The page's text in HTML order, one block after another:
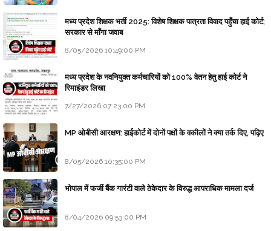
मध्य प्रदेश शिक्षक भर्ती 2025: विशेष शिक्षक पात्रता विवाद पहुँचा हाई कोर्ट;
सरकार से माँगा जवाब
8/05/2026 10:49:00 PM
मध्य प्रदेश के नवनियुक्त कर्मचारियों को 100% वेतन हेतु हाई कोर्ट ने
रिमाइंडर लिखा
7/27/2026 07:23:00 PM
MP ओबीसी आरक्षण: हाईकोर्ट में दोनों पक्षों के वकीलों ने क्या तर्क दिए, पढ़िए
8/05/2026 10:35:00 PM
भोपाल में फर्जी बैंक गारंटी वाले ठेकेदार के विरुद्ध आपराधिक मामला दर्ज
8/04/2026 09:53:00 PM